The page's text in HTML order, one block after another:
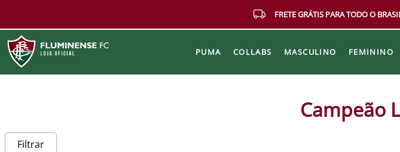
FRETE GRÁTIS PARA TODO O
PUMA COLLABS MASCULINO FEMININO
Campeão
Filtrar